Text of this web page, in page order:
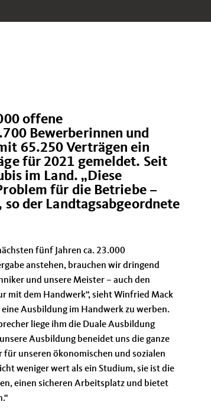
offene
Bewerberinnen und
65.250 Verträgen ein
für 2021 gemeldet. Seit
im Land. „Diese
für die Betriebe –
der Landtagsabgeordnete
fünf Jahren ca. 23.000
anstehen, brauchen wir dringend
und unsere Meister – auch den
mit dem Handwerk“, sieht Winfried Mack
Ausbildung im Handwerk zu werben.
liege ihm die Duale Ausbildung
Ausbildung beneidet uns die ganze
für unseren ökonomischen und sozialen
weniger wert als ein Studium, sie ist die
einen sicheren Arbeitsplatz und bietet